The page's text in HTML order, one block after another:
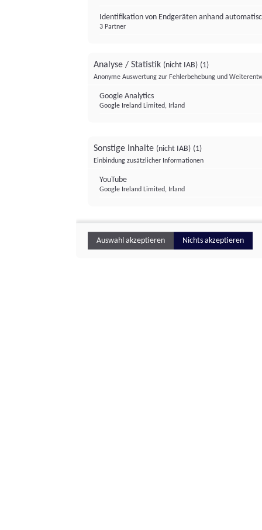
Identifikation von Endgeräten anhand
3 Partner
Analyse / Statistik (nicht IAB) (1)
Anonyme Auswertung zur Fehlerbehebung und
Google Analytics
Google Ireland Limited, Irland
Sonstige Inhalte (nicht IAB) (1)
Einbindung zusätzlicher Informationen
YouTube
Google Ireland Limited, Irland
Auswahl akzeptieren Nichts akzeptieren